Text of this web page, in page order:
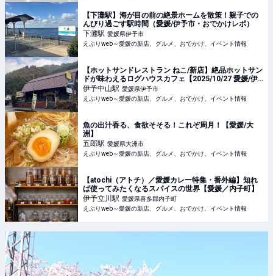
【下灘駅】海が目の前の絶景ホームを散策！親子での
んびり過ごす駅時間（愛媛/伊予市・おでかけレポ）
下灘駅 愛媛県伊予市
えぷりweb～愛媛の新店、グルメ、おでかけ、イベント情報
【ホットサンドレストラン ねこ/新店】絶品ホットサン
ドが味わえるログハウスカフェ【2025/10/27 愛媛/伊
予市/カフェ】
伊予中山駅 愛媛県伊予市
えぷりweb～愛媛の新店、グルメ、おでかけ、イベント情報
魚の出汁香る、食欲そそる！これぞ周月！【愛媛/大
洲】
五郎駅 愛媛県大洲市
えぷりweb～愛媛の新店、グルメ、おでかけ、イベント情報
【atochi（アトチ）／愛媛カレー特集・番外編】知れ
ば使ってみたくなるスパイスの世界【愛媛／内子町】
伊予立川駅 愛媛県喜多郡内子町
えぷりweb～愛媛の新店、グルメ、おでかけ、イベント情報